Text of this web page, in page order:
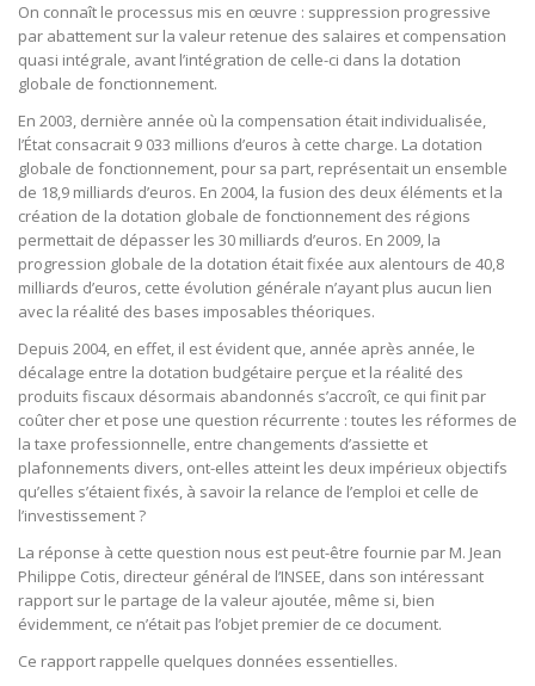
On connaît le processus mis en œuvre : suppression progressive
par abattement sur la valeur retenue des salaires et compensation
quasi intégrale, avant l’intégration de celle-ci dans la dotation
globale de fonctionnement.
En 2003, dernière année où la compensation était individualisée,
l’État consacrait 9 033 millions d’euros à cette charge. La dotation
globale de fonctionnement, pour sa part, représentait un ensemble
de 18,9 milliards d’euros. En 2004, la fusion des deux éléments et la
création de la dotation globale de fonctionnement des régions
permettait de dépasser les 30 milliards d’euros. En 2009, la
progression globale de la dotation était fixée aux alentours de 40,8
milliards d’euros, cette évolution générale n’ayant plus aucun lien
avec la réalité des bases imposables théoriques.
Depuis 2004, en effet, il est évident que, année après année, le
décalage entre la dotation budgétaire perçue et la réalité des
produits fiscaux désormais abandonnés s’accroît, ce qui finit par
coûter cher et pose une question récurrente : toutes les réformes de
la taxe professionnelle, entre changements d’assiette et
plafonnements divers, ont-elles atteint les deux impérieux objectifs
qu’elles s’étaient fixés, à savoir la relance de l’emploi et celle de
l’investissement ?
La réponse à cette question nous est peut-être fournie par M. Jean
Philippe Cotis, directeur général de l’INSEE, dans son intéressant
rapport sur le partage de la valeur ajoutée, même si, bien
évidemment, ce n’était pas l’objet premier de ce document.
Ce rapport rappelle quelques données essentielles.